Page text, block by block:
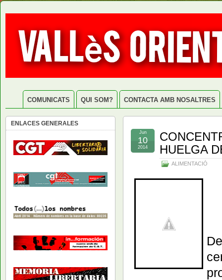
COMUNICATS QUI SOM? CONTACTA AMB NOSALTRES
HUELGA
ALIMENTACIÓ
Jun
10
2014
ENLACES GENERALES